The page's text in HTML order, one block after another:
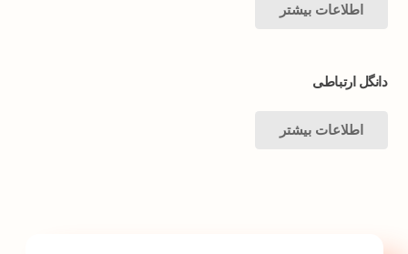
اطلاعات بیشتر
دانگل ارتباطی
اطلاعات بیشتر